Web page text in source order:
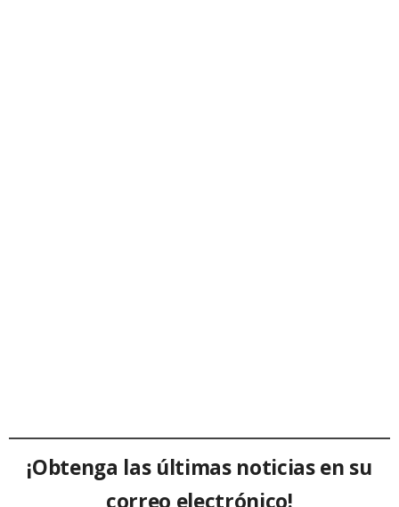
¡Obtenga las últimas noticias en su
correo electrónico!